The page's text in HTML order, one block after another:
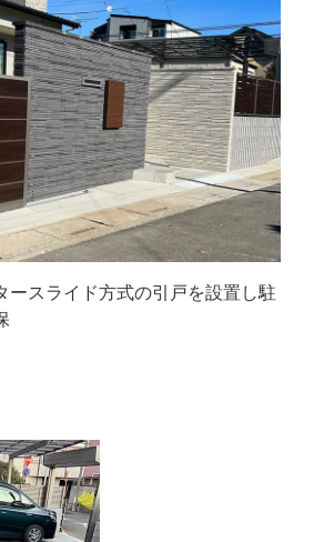
ースライド方式の引戸を設置し駐